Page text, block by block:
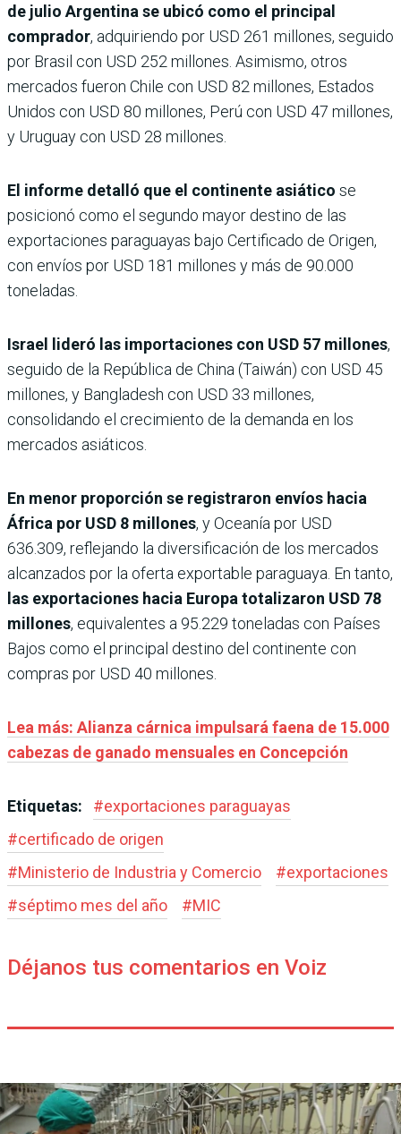
de julio Argentina se ubicó como el principal
comprador, adquiriendo por USD 261 millones, seguido
por Brasil con USD 252 millones. Asimismo, otros
mercados fueron Chile con USD 82 millones, Estados
Unidos con USD 80 millones, Perú con USD 47 millones,
y Uruguay con USD 28 millones.
El informe detalló que el continente asiático se
posicionó como el segundo mayor destino de las
exportaciones paraguayas bajo Certificado de Origen,
con envíos por USD 181 millones y más de 90.000
toneladas.
Israel lideró las importaciones con USD 57 millones,
seguido de la República de China (Taiwán) con USD 45
millones, y Bangladesh con USD 33 millones,
consolidando el crecimiento de la demanda en los
mercados asiáticos.
En menor proporción se registraron envíos hacia
África por USD 8 millones, y Oceanía por USD
636.309, reflejando la diversificación de los mercados
alcanzados por la oferta exportable paraguaya. En tanto,
las exportaciones hacia Europa totalizaron USD 78
millones, equivalentes a 95.229 toneladas con Países
Bajos como el principal destino del continente con
compras por USD 40 millones.
Lea más: Alianza cárnica impulsará faena de 15.000
cabezas de ganado mensuales en Concepción
Etiquetas: #exportaciones paraguayas
#certificado de origen
#Ministerio de Industria y Comercio #exportaciones
#séptimo mes del año #MIC
Déjanos tus comentarios en Voiz